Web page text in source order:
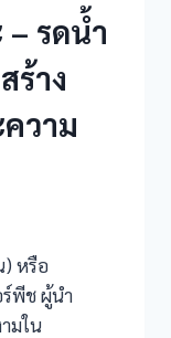
– รดน้ำ
ร้าง
วาม
) หรือ
ร์พีช ผู้นำ
มใน